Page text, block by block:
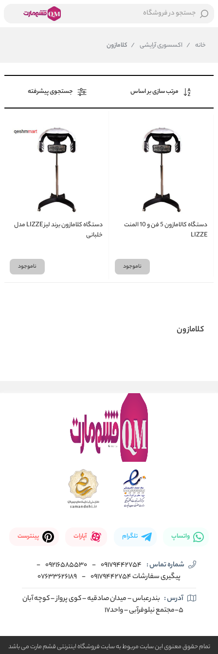
جستجو در فروشگاه
خانه / اکسسوری آرایشی / کلامازون
مرتب سازی بر اساس جستجوی پیشرفته
دستگاه کالامازون 5 فن و 10 المنت
LIZZE
ناموجود
دستگاه کلامازون برند لیز LIZZE مدل
خلبانی
ناموجود
کلامازون
واتساپ تلگرام آپارات پینترست
شماره تماس : 09179442754
-
09216585530
-
پیگیری سفارشات 09179442754
-
07633626189
آدرس : بندرعباس – میدان صادقیه – کوی پرواز – کوچه آبان
5-مجتمع نیلوفرآبی – واحد17
تمام حقوق معنوی این سایت مربوط به سایت فروشگاه اینترنتی قشم مارت می باشد